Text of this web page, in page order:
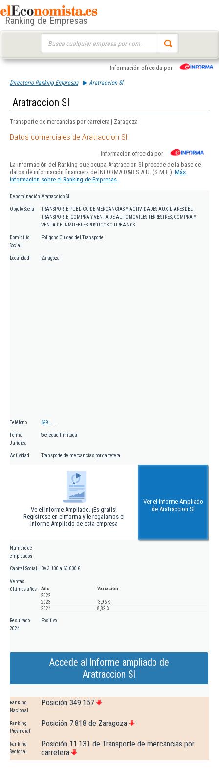
Ranking de Empresas
Información ofrecida por
Directorio Ranking Empresas Aratraccion Sl
Aratraccion Sl
Transporte de mercancías por carretera | Zaragoza
Datos comerciales de Aratraccion Sl
Información ofrecida por
La información del Ranking que ocupa Aratraccion Sl procede de la base de
datos de información financiera de INFORMA D&B S.A.U. (S.M.E.). Más
información sobre el Ranking de Empresas.
Denominación Aratraccion Sl
Objeto Social
TRANSPORTE PUBLICO DE MERCANCIAS Y ACTIVIDADES AUXILIARES DEL
TRANSPORTE, COMPRA Y VENTA DE AUTOMOVILES TERRESTRES, COMPRA Y
VENTA DE INMUEBLES RUSTICOS O URBANOS
Domicilio
Social
Poligono Ciudad del Transporte
Localidad Zaragoza
Teléfono 629.....
Forma
Jurídica
Sociedad limitada
Actividad Transporte de mercancías por carretera
Ve el Informe Ampliado. ¡Es gratis!
Regístrese en eInforma y le regalamos el
Informe Ampliado de esta empresa
Ver el Informe Ampliado
de Aratraccion Sl
Número de
empleados
Capital Social De 3.100 a 60.000 €
Ventas
últimos años
Año
Variación
2022
2023
-3,96 %
2024
8,82 %
Resultado
2024
Positivo
Accede al Informe ampliado de
Aratraccion Sl
Ranking
Nacional
Posición 349.157
Ranking
Provincial
Posición 7.818 de Zaragoza
Ranking
Sectorial
Posición 11.131 de Transporte de mercancías por
carretera